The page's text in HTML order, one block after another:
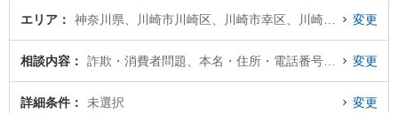
や川崎オアシス法律事務所の山口 勇真弁護士、川崎パシフィック法律事務所の
トラブルを今すぐに弁護士に相談したい』『本名・住所・電話番号が不明な詐
欺師のトラブル解決の実績豊富な近くの弁護士を検索したい』『初回相談無料
で本名・住所・電話番号が不明な詐欺師を法律相談できる川崎市内の弁護士に
エリア 変更
相談内容 変更
詳細条件 未選択 変更